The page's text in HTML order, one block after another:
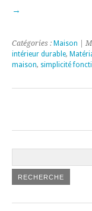
→
Catégories : Maison |
intérieur durable,
maison, simplicité